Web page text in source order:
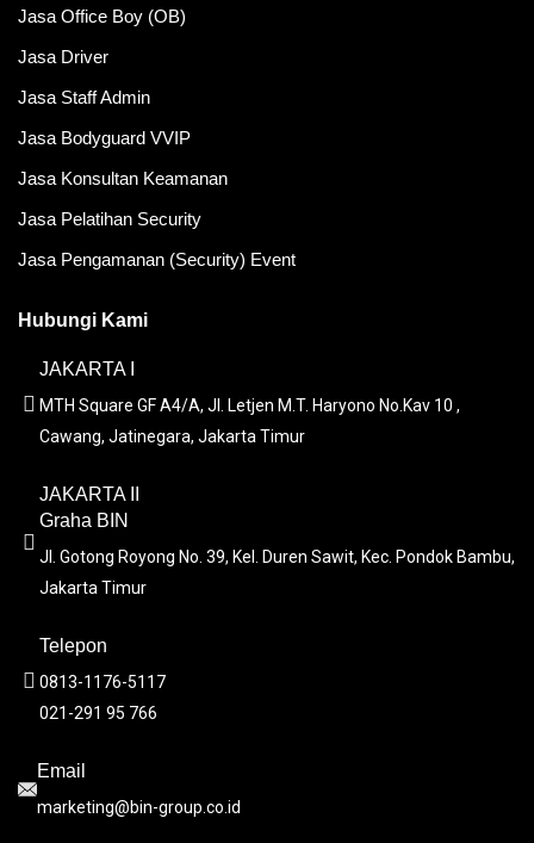
Jasa Office Boy (OB)
Jasa Driver
Jasa Staff Admin
Jasa Bodyguard VVIP
Jasa Konsultan Keamanan
Jasa Pelatihan Security
Jasa Pengamanan (Security) Event
Hubungi Kami
JAKARTA I
MTH Square GF A4/A, Jl. Letjen M.T. Haryono No.Kav 10 ,
Cawang, Jatinegara, Jakarta Timur
JAKARTA II
Graha BIN
Jl. Gotong Royong No. 39, Kel. Duren Sawit, Kec. Pondok Bambu,
Jakarta Timur
Telepon
0813-1176-5117
021-291 95 766
Email
marketing@bin-group.co.id